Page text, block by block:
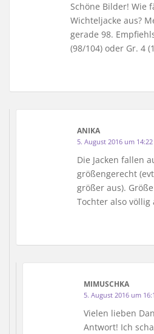
Schöne Bilder! Wie
Wichteljacke aus?
gerade 98.
(98/104) oder Gr. 4
ANIKA
5. August 2016 um
Die Jacken fallen
größengerecht
größer aus).
Tochter also
MIMUSCHKA
5. August 2016 um
Vielen lieben
Antwort! Ich